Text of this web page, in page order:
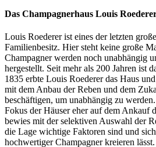
Das Champagnerhaus Louis
Louis Roederer ist eines der letzten
Familienbesitz. Hier steht keine große
Champagner werden noch unabhängig
hergestellt. Seit mehr als 200 Jahren ist
1835 erbte Louis Roederer das Haus
mit dem Anbau der Reben und dem
beschäftigen, um unabhängig zu
Fokus der Häuser eher auf dem Ankauf
bewies mit der selektiven Auswahl der
die Lage wichtige Faktoren sind und
hochwertiger Champagner kreieren